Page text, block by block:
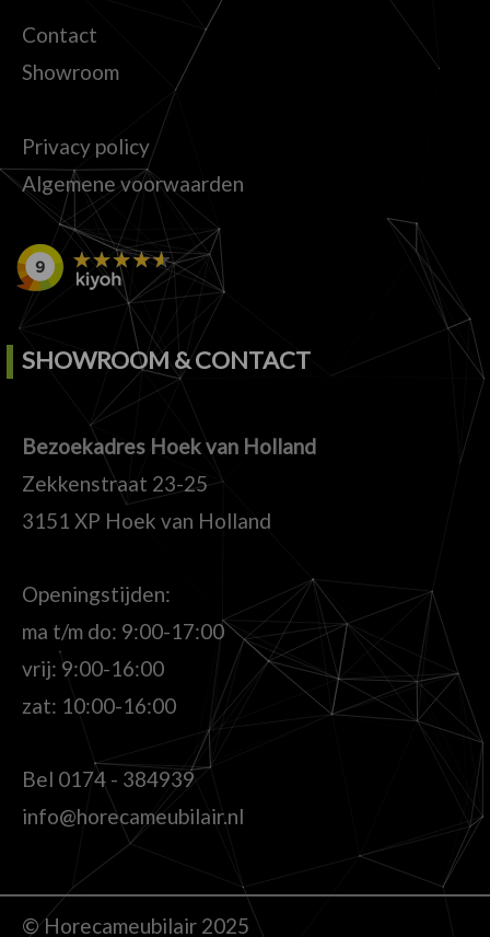
Contact
Showroom
Privacy policy
Algemene voorwaarden
SHOWROOM & CONTACT
Bezoekadres Hoek van Holland
Zekkenstraat 23-25
3151 XP Hoek van Holland
Openingstijden:
ma t/m do: 9:00-17:00
vrij: 9:00-16:00
zat: 10:00-16:00
Bel 0174 - 384939
info@horecameubilair.nl
© Horecameubilair 2025